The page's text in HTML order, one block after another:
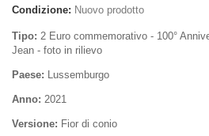
Condizione: Nuovo prodotto
Tipo: 2 Euro commemorativo - 100°
Jean - foto in rilievo
Paese: Lussemburgo
Anno: 2021
Versione: Fior di conio